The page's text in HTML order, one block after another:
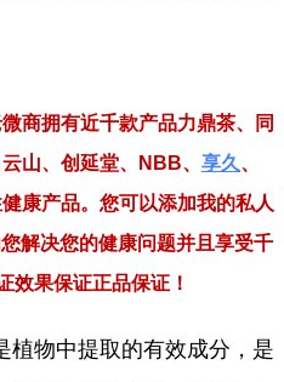
商拥有近千款产品力鼎茶、同
山、创延堂、NBB、 享久、
康产品。您可以添加我的私人
解决您的健康问题并且享受千
效果保证正品保证！
植物中提取的有效成分，是